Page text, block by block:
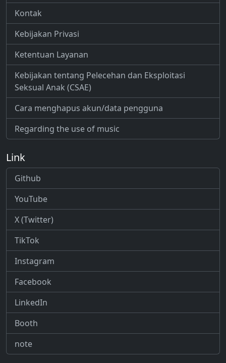
Kontak
Kebijakan Privasi
Ketentuan Layanan
Kebijakan tentang Pelecehan dan Eksploitasi
Seksual Anak (CSAE)
Cara menghapus akun/data pengguna
Regarding the use of music
Link
Github
YouTube
X (Twitter)
TikTok
Instagram
Facebook
LinkedIn
Booth
note